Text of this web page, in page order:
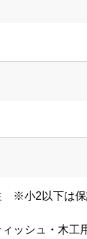
※小2以下は
ィッシュ・木工